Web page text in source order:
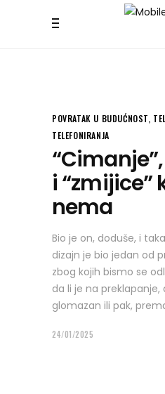
POVRATAK U BUDUĆNOST,
TELEFONIRANJA
i “zmijice”
nema
Bio je on, doduše, i
dizajn je bio jedan od
zbog kojih bismo se
da li je na preklapanje,
glomazan ili pak,
24/01/2025